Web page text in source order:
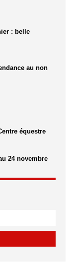
: belle
au non
équestre
24 novembre